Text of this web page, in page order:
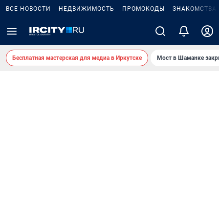
ВСЕ НОВОСТИ НЕДВИЖИМОСТЬ ПРОМОКОДЫ ЗНАКОМСТВА
Бесплатная мастерская для медиа в Иркутске Мост в Шаманке